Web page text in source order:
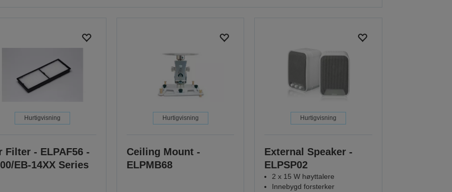
Hurtigvisning
Filter - ELPAF56 -
EB-14XX Series
Hurtigvisning
Ceiling Mount -
ELPMB68
Hurtigvisning
External Speaker -
ELPSP02
2 x 15 W høyttalere
Innebygd forsterker